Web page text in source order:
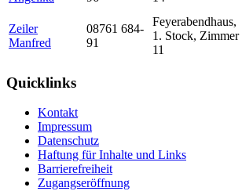
Zeiler
Manfred
08761 684-
91
Feyerabendhaus,
1. Stock, Zimmer
11
Quicklinks
Kontakt
Impressum
Datenschutz
Haftung für Inhalte und Links
Barrierefreiheit
Zugangseröffnung